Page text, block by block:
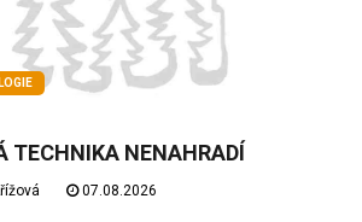
TECHNIKA NENAHRADÍ
07.08.2026